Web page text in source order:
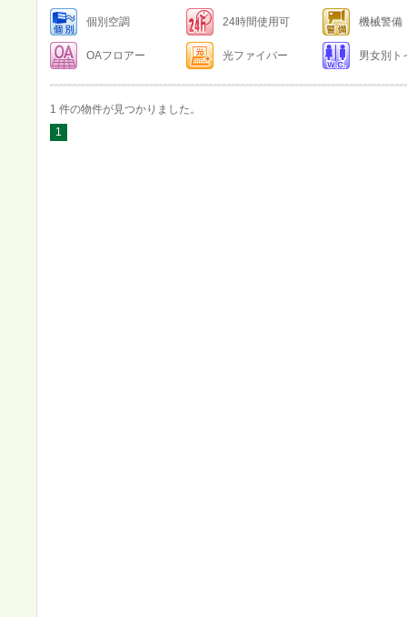
個別空調 24時間使用可 機械警備
OAフロアー 光ファイバー 男女別ト
1 件の物件が見つかりました。
1